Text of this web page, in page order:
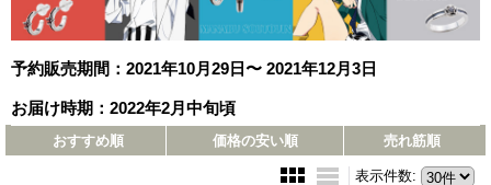
予約販売期間：2021年10月29日〜 2021年12月3日
お届け時期：2022年2月中旬頃
おすすめ順 価格の安い順 売れ筋順
表示件数: